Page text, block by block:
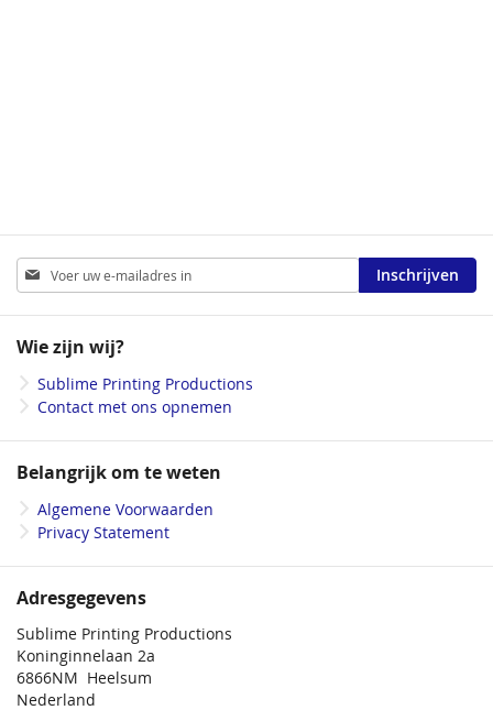
Abonneer
u
op
nieuwsbrief
Inschrijven
Wie zijn wij?
Sublime Printing Productions
Contact met ons opnemen
Belangrijk om te weten
Algemene Voorwaarden
Privacy Statement
Adresgegevens
Sublime Printing Productions
Koninginnelaan 2a
6866NM Heelsum
Nederland